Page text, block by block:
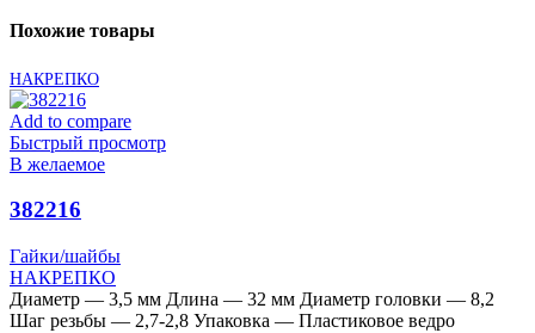
Похожие товары
НАКРЕПКО
Add to compare
Быстрый просмотр
В желаемое
382216
Гайки/шайбы
НАКРЕПКО
Диаметр — 3,5 мм Длина — 32 мм Диаметр головки — 8,2
Шаг резьбы — 2,7-2,8 Упаковка — Пластиковое ведро